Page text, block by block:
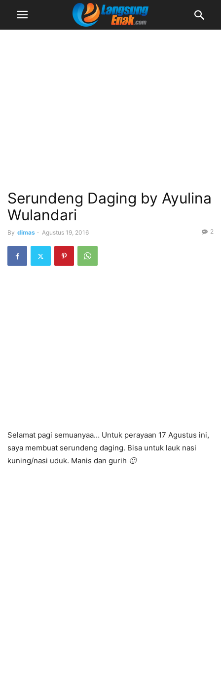
Serundeng Daging by Ayulina
Wulandari
By dimas - Agustus 19, 2016 2
Selamat pagi semuanyaa… Untuk perayaan 17 Agustus ini,
saya membuat serundeng daging. Bisa untuk lauk nasi
kuning/nasi uduk. Manis dan gurih 🙂